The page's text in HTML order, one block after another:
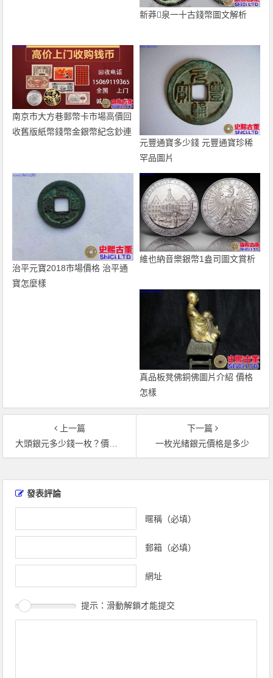
新莽泉一十古錢幣圖文解析
南京市大方巷郵幣卡市場高價回
收舊版紙幣錢幣金銀幣紀念鈔連
元豐通寶多少錢 元豐通寶珍稀
罕品圖片
治平元寶2018市場價格 治平通
寶怎麼樣
維也納音樂銀幣1盎司圖文賞析
真品板凳佛銅佛圖片介紹 價格
怎樣
上一篇
大頭銀元多少錢一枚？價格受哪些因素的影響？
下一篇
一枚光緒銀元價格是多少
發表評論
暱稱（必填）
郵箱（必填）
網址
提示：滑動解鎖才能提交